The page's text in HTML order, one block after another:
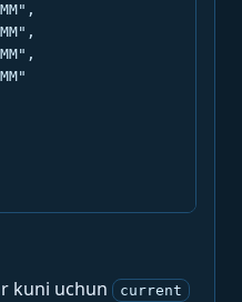
kuni uchun current